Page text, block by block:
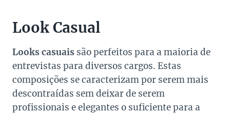
Look Casual
Looks casuais são perfeitos para a maioria de
entrevistas para diversos cargos. Estas
composições se caracterizam por serem mais
descontraídas sem deixar de serem
profissionais e elegantes o suficiente para a